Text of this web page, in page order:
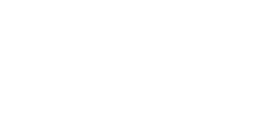
店または販売店のいずれも、
間に生じたいかなる紛争につい